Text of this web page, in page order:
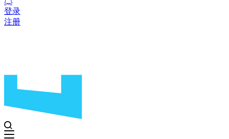
登录
注册